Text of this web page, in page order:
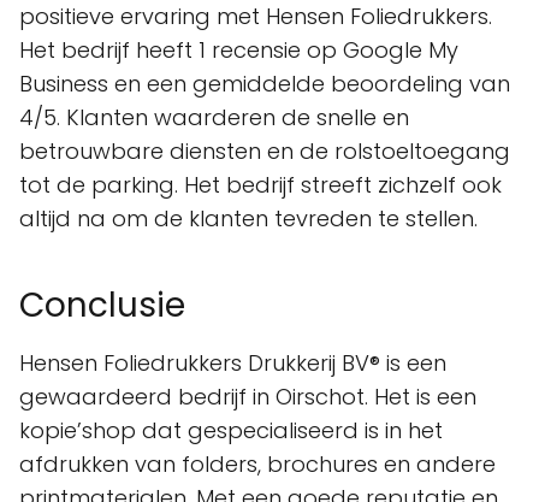
positieve ervaring met Hensen Foliedrukkers.
Het bedrijf heeft 1 recensie op Google My
Business en een gemiddelde beoordeling van
4/5. Klanten waarderen de snelle en
betrouwbare diensten en de rolstoeltoegang
tot de parking. Het bedrijf streeft zichzelf ook
altijd na om de klanten tevreden te stellen.
Conclusie
Hensen Foliedrukkers Drukkerij BV® is een
gewaardeerd bedrijf in Oirschot. Het is een
kopie’shop dat gespecialiseerd is in het
afdrukken van folders, brochures en andere